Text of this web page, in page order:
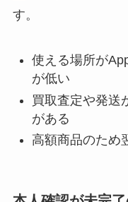
す。
使える場所が
が低い
買取査定や発送
がある
高額商品のため